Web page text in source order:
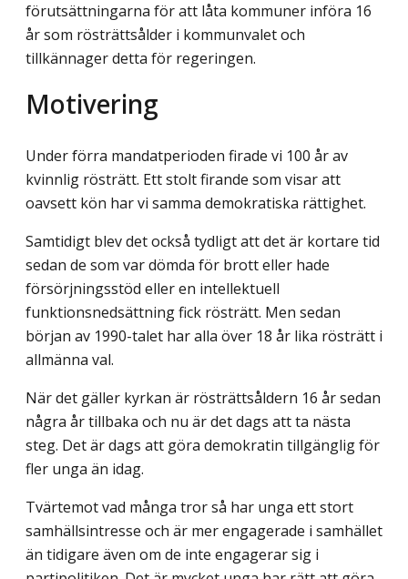
förutsättningarna för att låta kommuner införa 16
år som rösträttsålder i kommunvalet och
tillkännager detta för regeringen.
Motivering
Under förra mandatperioden firade vi 100 år av
kvinnlig rösträtt. Ett stolt firande som visar att
oavsett kön har vi samma demokratiska rättighet.
Samtidigt blev det också tydligt att det är kortare tid
sedan de som var dömda för brott eller hade
försörjningsstöd eller en intellektuell
funktionsnedsättning fick rösträtt. Men sedan
början av 1990-talet har alla över 18 år lika rösträtt i
allmänna val.
När det gäller kyrkan är rösträttsåldern 16 år sedan
några år tillbaka och nu är det dags att ta nästa
steg. Det är dags att göra demokratin tillgänglig för
fler unga än idag.
Tvärtemot vad många tror så har unga ett stort
samhällsintresse och är mer engagerade i samhället
än tidigare även om de inte engagerar sig i